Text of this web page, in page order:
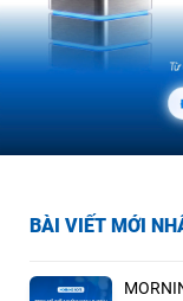
BÀI VIẾT MỚI